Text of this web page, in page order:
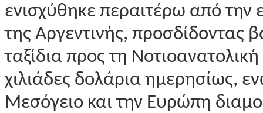
ενισχύθηκε περαιτέρω από
της Αργεντινής, προσδίδοντας
ταξίδια προς τη
χιλιάδες δολάρια ημερησίως,
Μεσόγειο και την Ευρώπη